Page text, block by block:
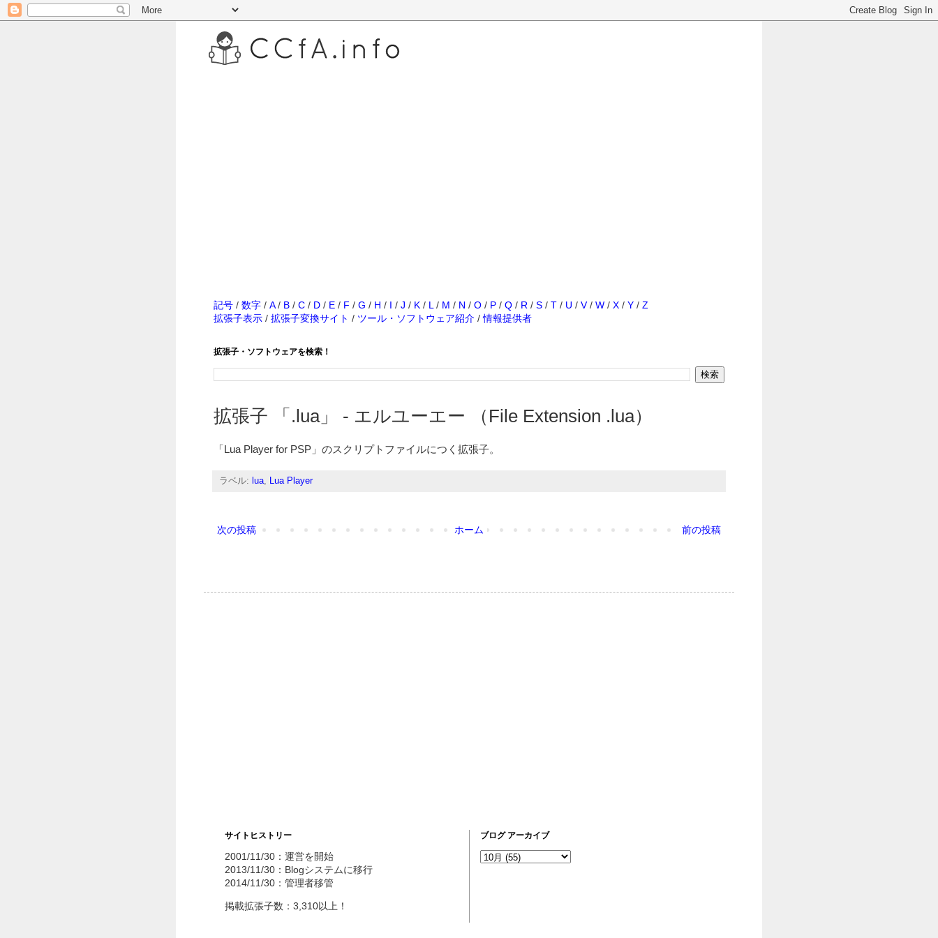
記号 / 数字 / A/ B / C / D / E / F / G / H / I / J / K / L / M / N / O / P / Q / R / S / T / U / V/ W / X / Y / Z
拡張子表示 / 拡張子変換サイト / ツール・ソフトウェア紹介 /情報提供者
拡張子・ソフトウェアを検索！
拡張子 「.lua」 - エルユーエー （File Extension .lua）
「Lua Player for PSP」のスクリプトファイルにつく拡張子。
ラベル: lua, Lua Player
次の投稿 前の投稿
ホーム
サイトヒストリー
2001/11/30：運営を開始
2013/11/30：Blogシステムに移行
2014/11/30：管理者移管
掲載拡張子数：3,310以上！
ブログ アーカイブ